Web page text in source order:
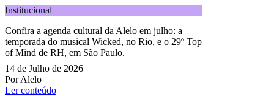
Institucional
Confira a agenda cultural da Alelo em julho: a
temporada do musical Wicked, no Rio, e o 29º Top
of Mind de RH, em São Paulo.
14 de Julho de 2026
Por Alelo
Ler conteúdo